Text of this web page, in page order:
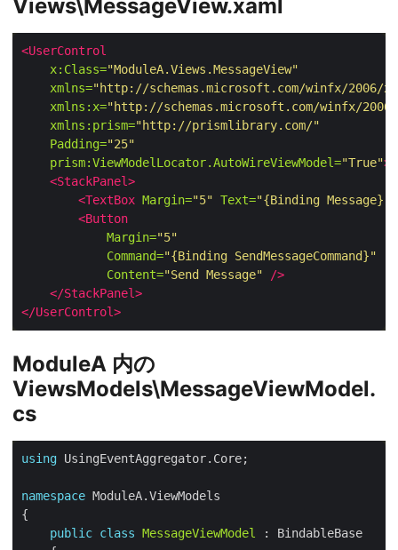
Views\MessageView.xaml
<UserControl
x:Class="ModuleA.Views.MessageView"
xmlns="http://schemas.microsoft.com/winfx/2006/
xmlns:x="http://schemas.microsoft.com/winfx/
xmlns:prism="http://prismlibrary.com/"
Padding="25"
prism:ViewModelLocator.AutoWireViewModel="True">
<StackPanel>
<TextBox Margin="5" Text="{Binding Message}"
<Button
Margin="5"
Command="{Binding SendMessageCommand}"
Content="Send Message"
/>
</StackPanel>
</UserControl>
ModuleA 内の
ViewsModels\MessageViewModel.
cs
using
namespace
public class MessageViewModel